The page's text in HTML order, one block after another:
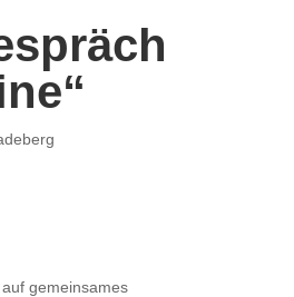
gemeinsames